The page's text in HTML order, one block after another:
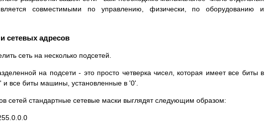
совместимыми по управлению, физически, по оборудованию и
сетевых адресов
сеть на несколько подсетей.
на подсети - это просто четверка чисел, которая имеет все биты в
и все биты машины, установленные в '0'.
сетей стандартные сетевые маски выглядят следующим образом: